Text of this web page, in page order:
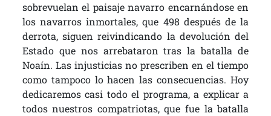
sobrevuelan el paisaje navarro encarnándose en
los navarros inmortales, que 498 después de la
derrota, siguen reivindicando la devolución del
Estado que nos arrebataron tras la batalla de
Noaín. Las injusticias no prescriben en el tiempo
como tampoco lo hacen las consecuencias. Hoy
dedicaremos casi todo el programa, a explicar a
todos nuestros compatriotas, que fue la batalla